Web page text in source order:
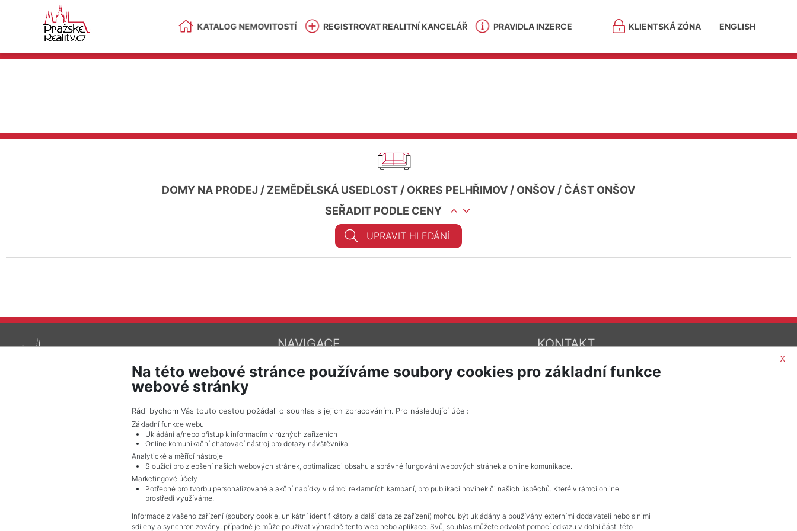
KATALOG NEMOVITOSTÍ REGISTROVAT REALITNÍ KANCELÁŘ PRAVIDLA INZERCE KLIENTSKÁ ZÓNA ENGLISH
DOMY NA PRODEJ / ZEMĚDĚLSKÁ USEDLOST / OKRES PELHŘIMOV / ONŠOV / ČÁST ONŠOV
SEŘADIT PODLE CENY
UPRAVIT HLEDÁNÍ
NAVIGACE
Ochrana osobních údajů
Realitní kanceláře
Zpracování cookies
KONTAKT
Pražské reality
Budějovická 778/3
© 2026 Pražské reality - Všechna práva vyhrazena !
x
Na této webové stránce používáme soubory cookies pro základní funkce
webové stránky
Rádi bychom Vás touto cestou požádali o souhlas s jejich zpracováním. Pro následující účel:
Základní funkce webu
Ukládání a/nebo přístup k informacím v různých zařízeních
Online komunikační chatovací nástroj pro dotazy návštěvníka
Analytické a měřící nástroje
Sloužící pro zlepšení našich webových stránek, optimalizaci obsahu a správné fungování webových stránek a online komunikace.
Marketingové účely
Potřebné pro tvorbu personalizované a akční nabídky v rámci reklamních kampaní, pro publikaci novinek či našich úspěchů. Které v rámci online
prostředí využíváme.
Informace z vašeho zařízení (soubory cookie, unikátní identifikátory a další data ze zařízení) mohou být ukládány a používány externími dodavateli nebo s nimi
sdíleny a synchronizovány, případně je může používat výhradně tento web nebo aplikace. Svůj souhlas můžete odvolat pomocí odkazu v dolní části této